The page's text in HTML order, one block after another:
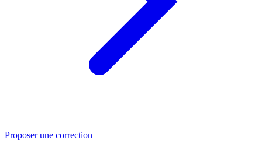
Proposer une correction